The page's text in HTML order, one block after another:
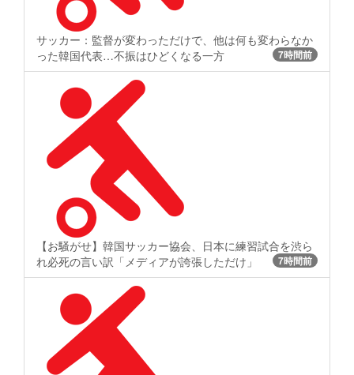
サッカー：監督が変わっただけで、他は何も変わらなか
った韓国代表…不振はひどくなる一方
7時間前
【お騒がせ】韓国サッカー協会、日本に練習試合を渋ら
れ必死の言い訳「メディアが誇張しただけ」
7時間前